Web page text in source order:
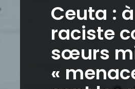
Ceuta :
raciste
sœurs
«